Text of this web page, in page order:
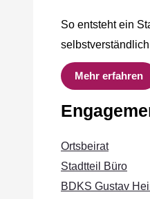
So entsteht ein
Mehr erfahren
Ortsbeirat
Stadtteil Büro
BDKS Gustav